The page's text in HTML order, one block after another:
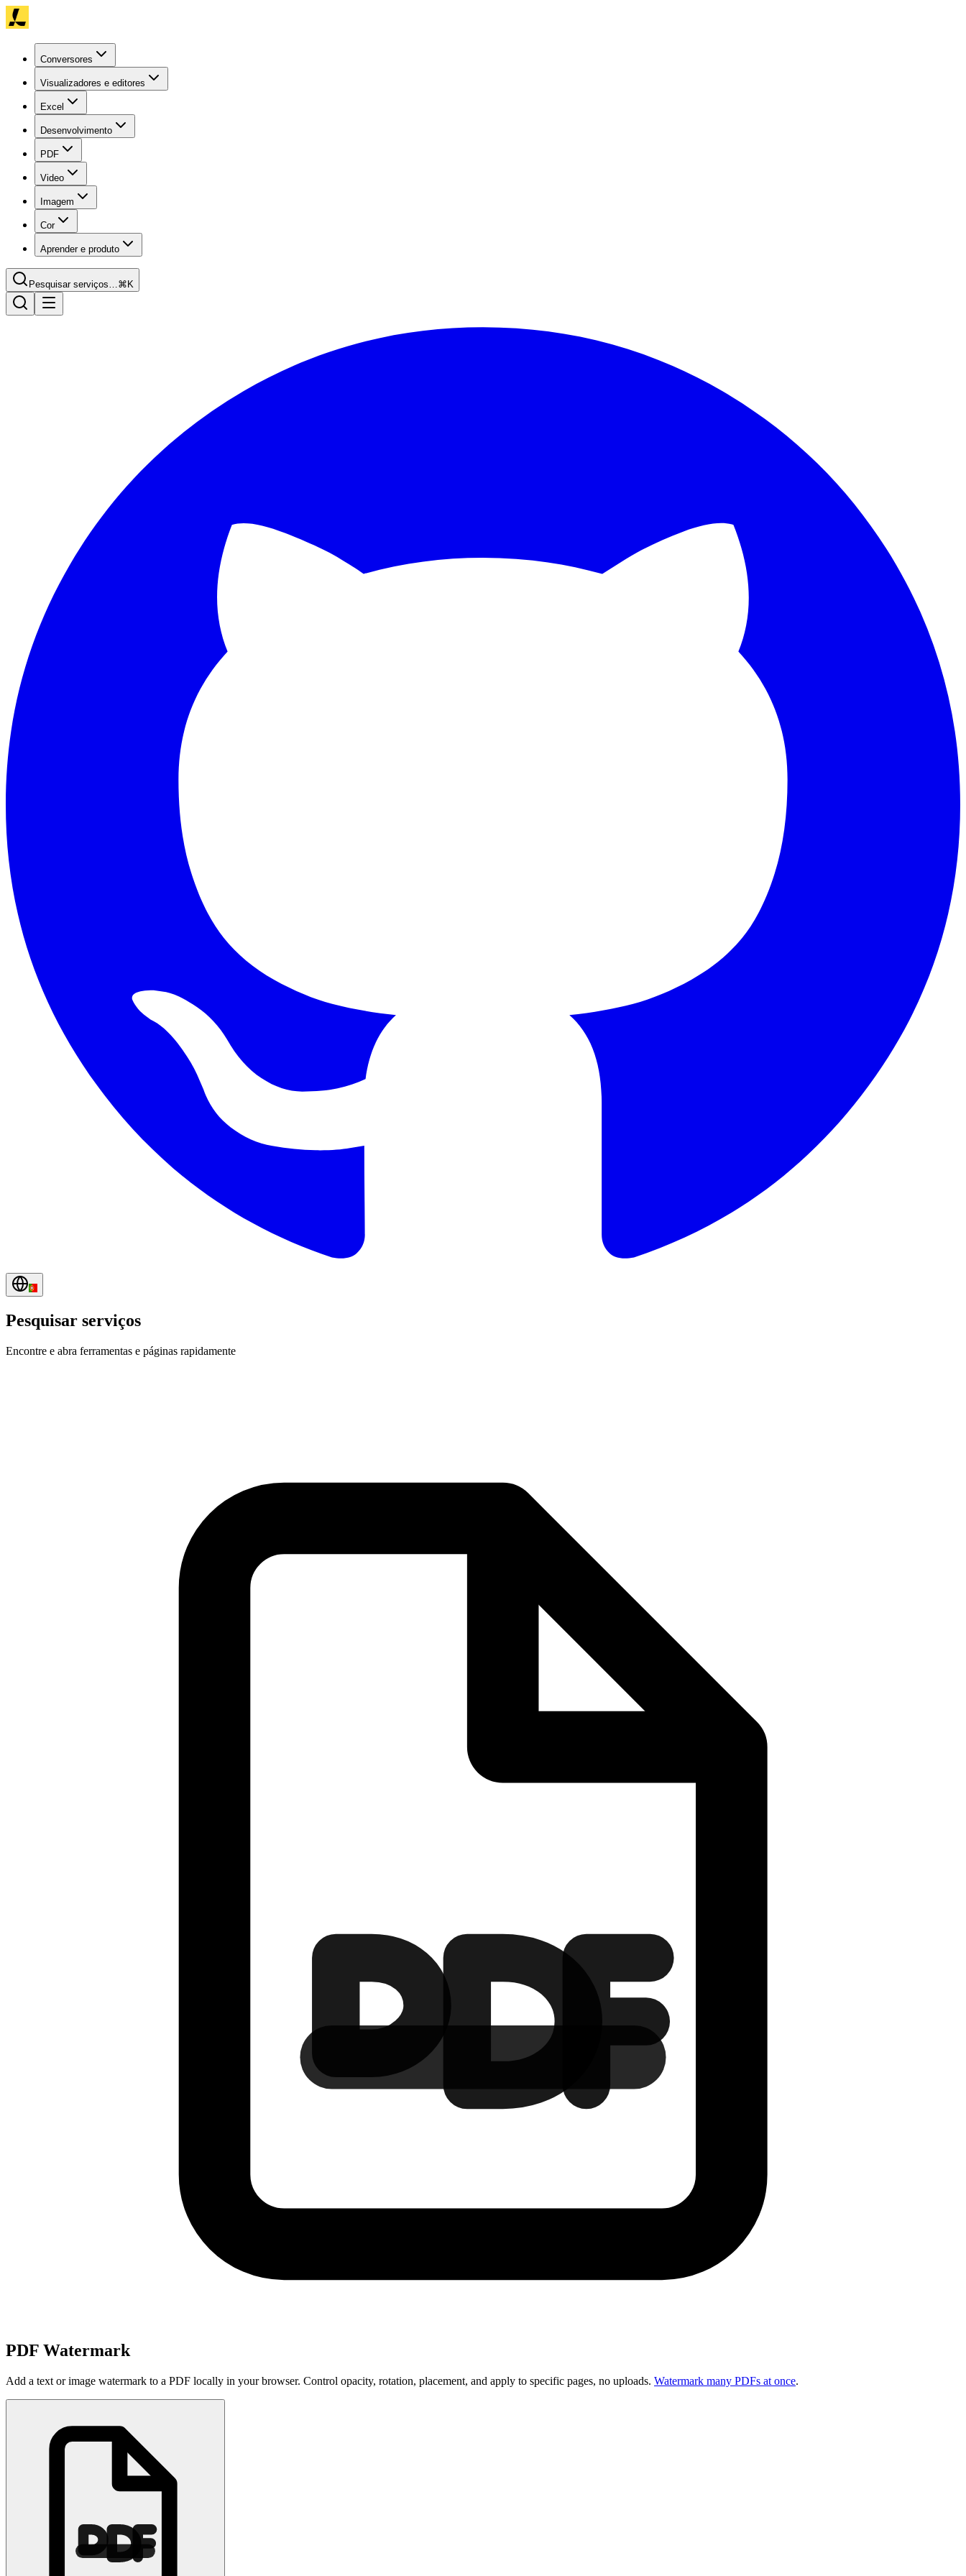
Conversores
Visualizadores e editores
Excel
Desenvolvimento
PDF
Video
Imagem
Cor
Aprender e produto
Pesquisar serviços…⌘K
Pesquisar serviços
Encontre e abra ferramentas e páginas rapidamente
PDF Watermark
Add a text or image watermark to a PDF locally in your browser. Control opacity, rotation, placement, and apply to specific pages, no uploads. Watermark many PDFs at once.